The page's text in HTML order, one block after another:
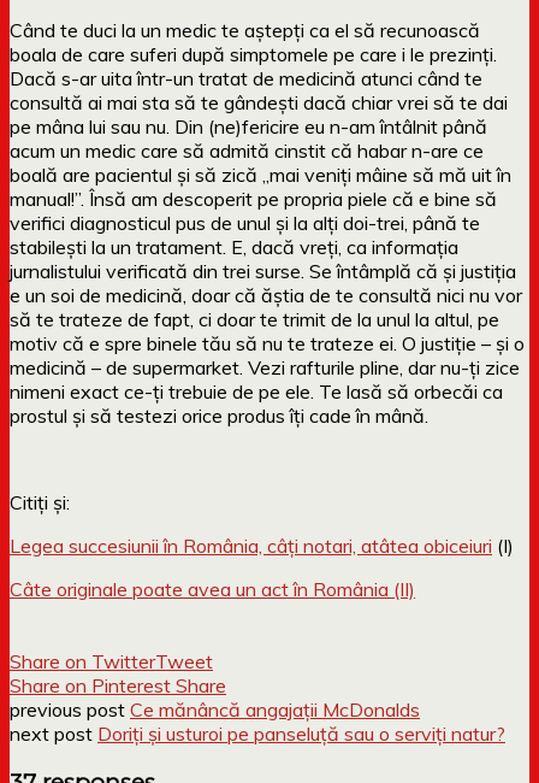
Când te duci la un medic te aștepți ca el să recunoască
boala de care suferi după simptomele pe care i le prezinți.
Dacă s-ar uita într-un tratat de medicină atunci când te
consultă ai mai sta să te gândești dacă chiar vrei să te dai
pe mâna lui sau nu. Din (ne)fericire eu n-am întâlnit până
acum un medic care să admită cinstit că habar n-are ce
boală are pacientul și să zică „mai veniți mâine să mă uit în
manual!”. Însă am descoperit pe propria piele că e bine să
verifici diagnosticul pus de unul și la alți doi-trei, până te
stabilești la un tratament. E, dacă vreți, ca informația
jurnalistului verificată din trei surse. Se întâmplă că și justiția
e un soi de medicină, doar că ăștia de te consultă nici nu vor
să te trateze de fapt, ci doar te trimit de la unul la altul, pe
motiv că e spre binele tău să nu te trateze ei. O justiție – și o
medicină – de supermarket. Vezi rafturile pline, dar nu-ți zice
nimeni exact ce-ți trebuie de pe ele. Te lasă să orbecăi ca
prostul și să testezi orice produs îți cade în mână.
Citiți și:
Legea succesiunii în România, câți notari, atâtea obiceiuri (I)
Câte originale poate avea un act în România (II)
Share on TwitterTweet
Share on Pinterest Share
previous post Ce mănâncă angajații McDonalds
next post Doriți și usturoi pe panseluță sau o serviți natur?